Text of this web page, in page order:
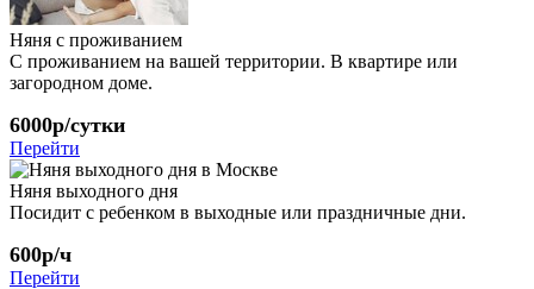
Няня с проживанием
С проживанием на вашей территории. В квартире или
загородном доме.
6000р/сутки
Перейти
Няня выходного дня
Посидит с ребенком в выходные или праздничные дни.
600р/ч
Перейти